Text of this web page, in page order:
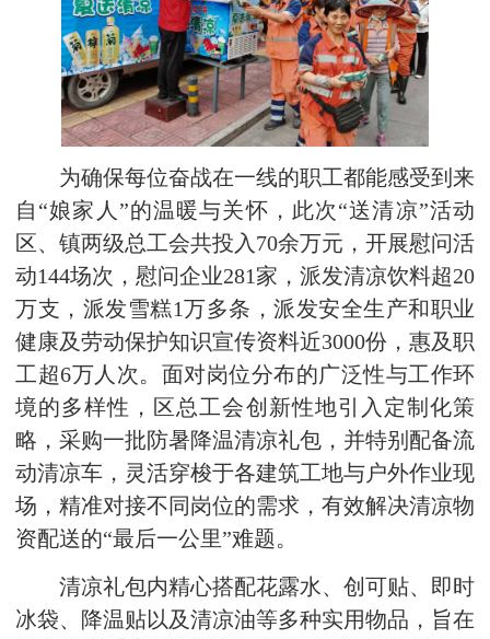
为确保每位奋战在一线的职工都能感受到来
自“娘家人”的温暖与关怀，此次“送清凉”活动
区、镇两级总工会共投入70余万元，开展慰问活
动144场次，慰问企业281家，派发清凉饮料超20
万支，派发雪糕1万多条，派发安全生产和职业
健康及劳动保护知识宣传资料近3000份，惠及职
工超6万人次。面对岗位分布的广泛性与工作环
境的多样性，区总工会创新性地引入定制化策
略，采购一批防暑降温清凉礼包，并特别配备流
动清凉车，灵活穿梭于各建筑工地与户外作业现
场，精准对接不同岗位的需求，有效解决清凉物
资配送的“最后一公里”难题。
清凉礼包内精心搭配花露水、创可贴、即时
冰袋、降温贴以及清凉油等多种实用物品，旨在